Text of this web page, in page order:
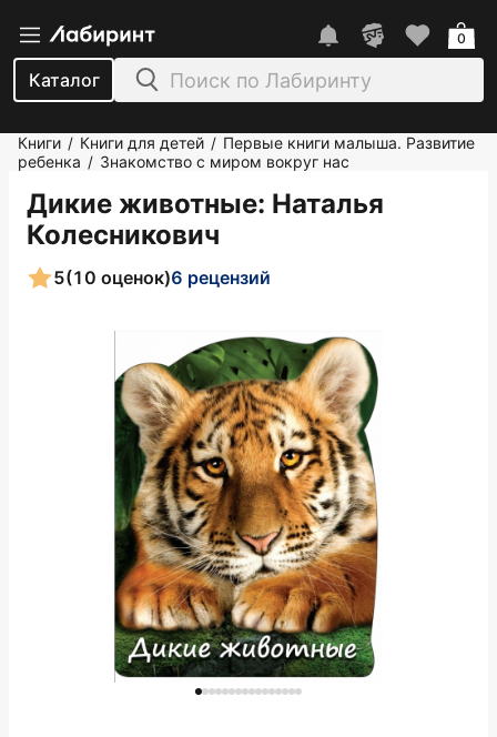
Каталог
0
Книги / Книги для детей / Первые книги малыша. Развитие
ребенка / Знакомство с миром вокруг нас
Дикие животные: Наталья
Колесникович
5(10 оценок)6 рецензий